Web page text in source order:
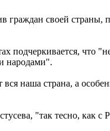
граждан своей
подчеркивается, что
народами".
вся наша страна, а
"так тесно, как с